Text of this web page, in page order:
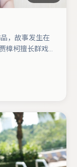
，故事发生在
樟柯擅长群戏与
差与喜剧/悬疑
合周末一口气追